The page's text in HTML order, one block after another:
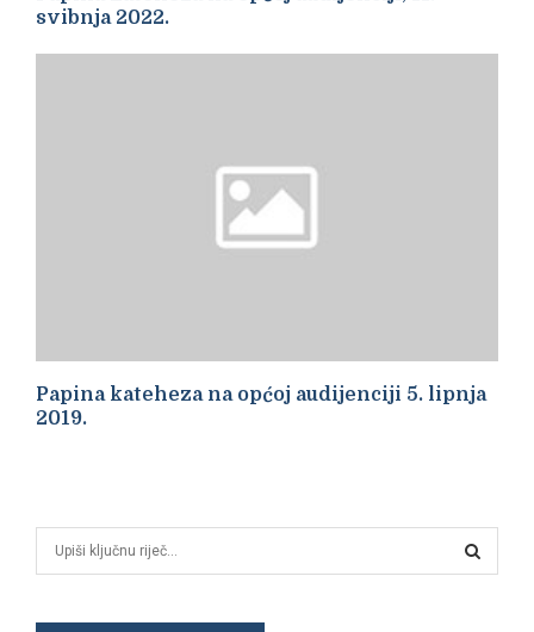
svibnja 2022.
Papina kateheza na općoj audijenciji 5. lipnja
2019.